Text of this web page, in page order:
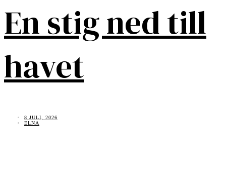
En stig ned till
havet
8 JULI, 2026
ELNA